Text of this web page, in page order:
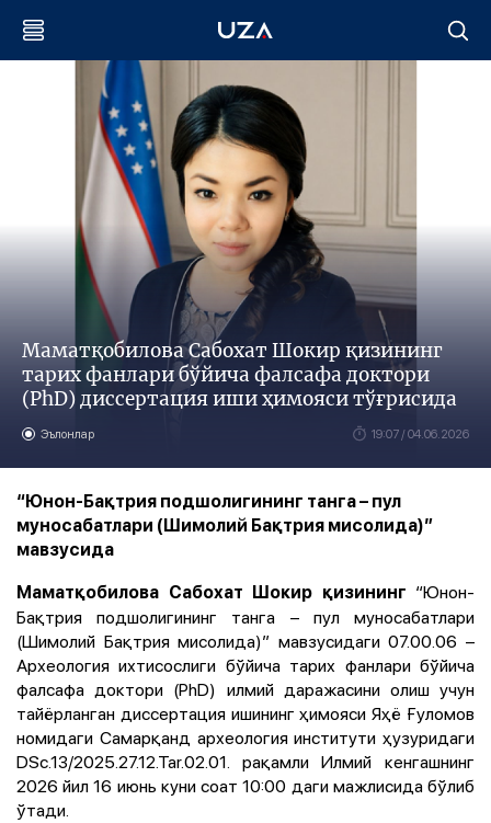
Маматқобилова Сабохат Шокир қизининг
тарих фанлари бўйича фалсафа доктори
(PhD) диссертация иши ҳимояси тўғрисида
Эълонлар 19:07 / 04.06.2026
“Юнон-Бақтрия подшолигининг танга – пул
муносабатлари (Шимолий Бақтрия мисолида)”
мавзусида
Маматқобилова Сабохат Шокир қизининг “Юнон-
Бақтрия подшолигининг танга – пул муносабатлари
(Шимолий Бақтрия мисолида)” мавзусидаги 07.00.06 –
Археология ихтисослиги бўйича тарих фанлари бўйича
фалсафа доктори (PhD) илмий даражасини олиш учун
тайёрланган диссертация ишининг ҳимояси Яҳё Ғуломов
номидаги Самарқанд археология институти ҳузуридаги
DSc.13/2025.27.12.Tar.02.01. рақамли Илмий кенгашнинг
2026 йил 16 июнь куни соат 10:00 даги мажлисида бўлиб
ўтади.